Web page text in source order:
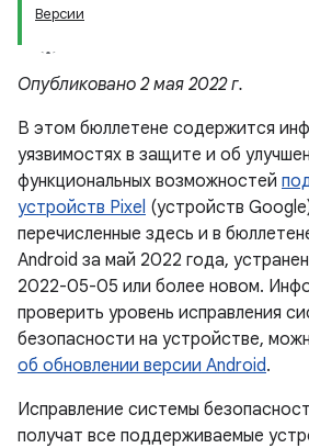
Версии
Опубликовано 2 мая 2022 г.
В этом бюллетене содержится
уязвимостях в защите и об
функциональных возможностей
устройств Pixel (устройств
перечисленные здесь и в
Android за май 2022 года,
2022-05-05 или более новом.
проверить уровень исправления
безопасности на устройстве,
об обновлении версии Android.
Исправление системы
получат все поддерживаемые